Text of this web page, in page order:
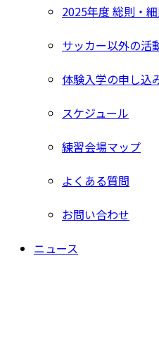
2025年度 総則・
サッカー以外の活
体験入学の申し込
スケジュール
練習会場マップ
よくある質問
お問い合わせ
ニュース